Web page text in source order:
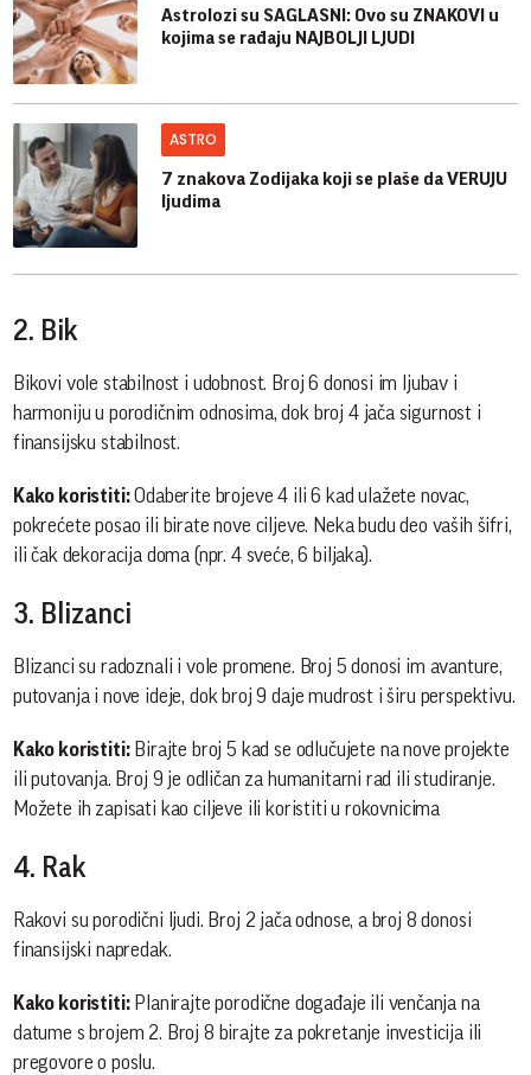
Astrolozi su SAGLASNI: Ovo su ZNAKOVI u
kojima se rađaju NAJBOLJI LJUDI
ASTRO
7 znakova Zodijaka koji se plaše da VERUJU
ljudima
2. Bik
Bikovi vole stabilnost i udobnost. Broj 6 donosi im ljubav i
harmoniju u porodičnim odnosima, dok broj 4 jača sigurnost i
finansijsku stabilnost.
Kako koristiti:Odaberite brojeve 4 ili 6 kad ulažete novac,
pokrećete posao ili birate nove ciljeve. Neka budu deo vaših šifri,
ili čak dekoracija doma (npr. 4 sveće, 6 biljaka).
3. Blizanci
Blizanci su radoznali i vole promene. Broj 5 donosi im avanture,
putovanja i nove ideje, dok broj 9 daje mudrost i širu perspektivu.
Kako koristiti:Birajte broj 5 kad se odlučujete na nove projekte
ili putovanja. Broj 9 je odličan za humanitarni rad ili studiranje.
Možete ih zapisati kao ciljeve ili koristiti u rokovnicima
4. Rak
Rakovi su porodični ljudi. Broj 2 jača odnose, a broj 8 donosi
finansijski napredak.
Kako koristiti:Planirajte porodične događaje ili venčanja na
datume s brojem 2. Broj 8 birajte za pokretanje investicija ili
pregovore o poslu.